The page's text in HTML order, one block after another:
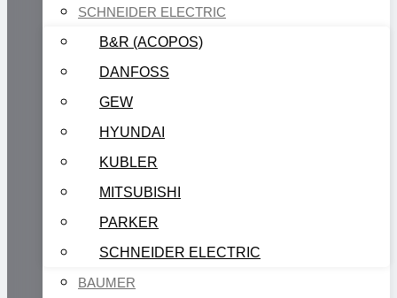
SCHNEIDER ELECTRIC
B&R (ACOPOS)
DANFOSS
GEW
HYUNDAI
KUBLER
MITSUBISHI
PARKER
SCHNEIDER ELECTRIC
BAUMER